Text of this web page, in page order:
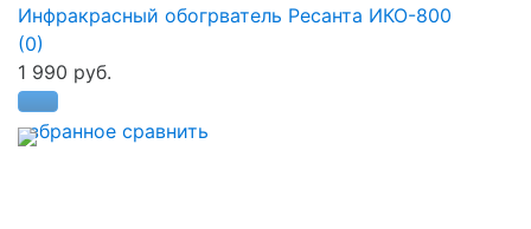
избранное сравнить
Инфракрасный обогрватель Ресанта ИКО-800
(0)
1 990 руб.